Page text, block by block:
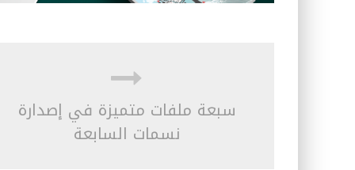
سبعة ملفات متميزة في إصدارة
نسمات السابعة